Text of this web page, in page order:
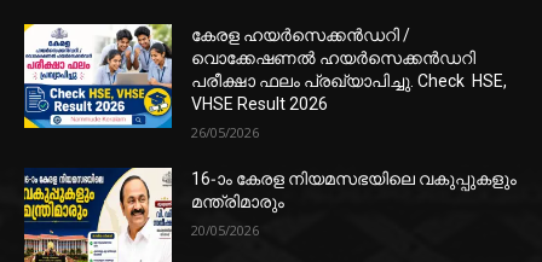
കേരള ഹയർസെക്കൻഡറി /
വൊക്കേഷണൽ ഹയർസെക്കൻഡറി
പരീക്ഷാ ഫലം പ്രഖ്യാപിച്ചു. Check HSE,
VHSE Result 2026
26/05/2026
16-ാം കേരള നിയമസഭയിലെ വകുപ്പുകളും
മന്ത്രിമാരും
20/05/2026